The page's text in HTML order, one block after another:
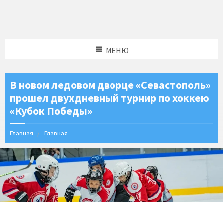
МЕНЮ
В новом ледовом дворце «Севастополь»
прошел двухдневный турнир по хоккею
«Кубок Победы»
Главная Главная